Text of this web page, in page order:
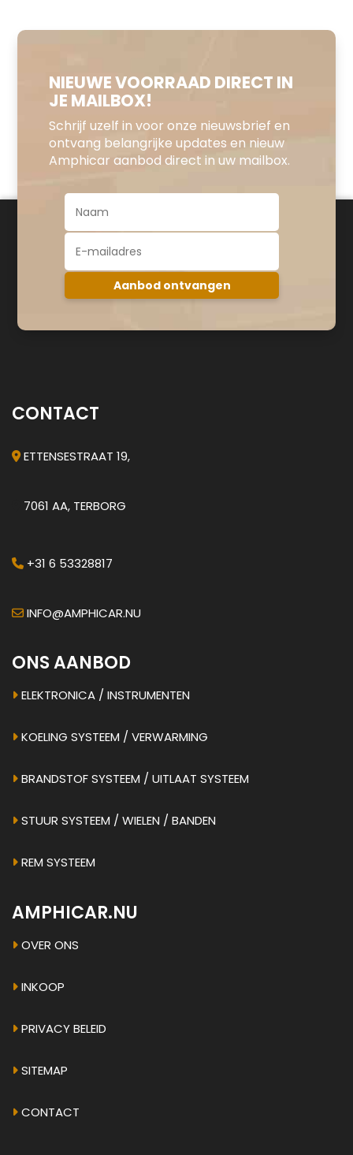
NIEUWE VOORRAAD DIRECT IN
JE MAILBOX!
Schrijf uzelf in voor onze nieuwsbrief en
ontvang belangrijke updates en nieuw
Amphicar aanbod direct in uw mailbox.
CONTACT
ETTENSESTRAAT 19,
7061 AA, TERBORG
+31 6 53328817
INFO@AMPHICAR.NU
ONS AANBOD
ELEKTRONICA / INSTRUMENTEN
KOELING SYSTEEM / VERWARMING
BRANDSTOF SYSTEEM / UITLAAT SYSTEEM
STUUR SYSTEEM / WIELEN / BANDEN
REM SYSTEEM
AMPHICAR.NU
OVER ONS
INKOOP
PRIVACY BELEID
SITEMAP
CONTACT